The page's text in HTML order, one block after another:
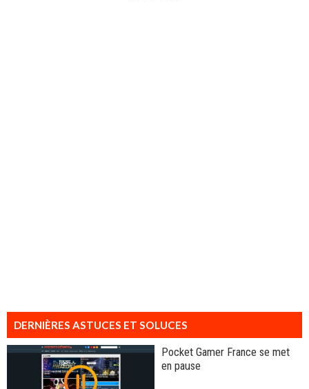
DERNIÈRES ASTUCES ET SOLUCES
Pocket Gamer France se met
en pause